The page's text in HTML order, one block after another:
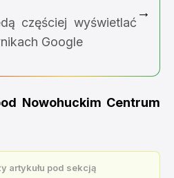
częściej wyświetlać
Google
→
Nowohuckim Centrum
artykułu pod sekcją